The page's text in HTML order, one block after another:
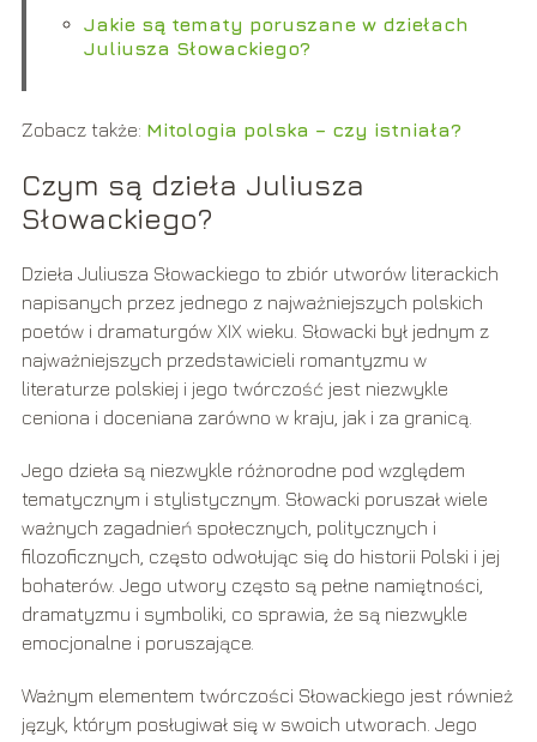
Jakie są tematy poruszane w dziełach
Juliusza Słowackiego?
Zobacz także: Mitologia polska – czy istniała?
Czym są dzieła Juliusza
Słowackiego?
Dzieła Juliusza Słowackiego to zbiór utworów literackich
napisanych przez jednego z najważniejszych polskich
poetów i dramaturgów XIX wieku. Słowacki był jednym z
najważniejszych przedstawicieli romantyzmu w
literaturze polskiej i jego twórczość jest niezwykle
ceniona i doceniana zarówno w kraju, jak i za granicą.
Jego dzieła są niezwykle różnorodne pod względem
tematycznym i stylistycznym. Słowacki poruszał wiele
ważnych zagadnień społecznych, politycznych i
filozoficznych, często odwołując się do historii Polski i jej
bohaterów. Jego utwory często są pełne namiętności,
dramatyzmu i symboliki, co sprawia, że są niezwykle
emocjonalne i poruszające.
Ważnym elementem twórczości Słowackiego jest również
język, którym posługiwał się w swoich utworach. Jego